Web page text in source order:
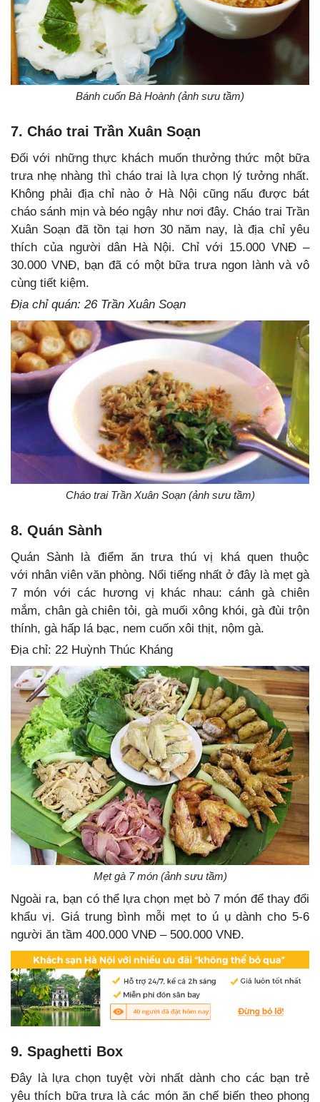
Bánh cuốn Bà Hoành (ảnh sưu tầm)
7. Cháo trai Trần Xuân Soạn
Đối với những thực khách muốn thưởng thức một bữa
trưa nhẹ nhàng thì cháo trai là lựa chọn lý tưởng nhất.
Không phải địa chỉ nào ở Hà Nội cũng nấu được bát
cháo sánh mịn và béo ngậy như nơi đây. Cháo trai Trần
Xuân Soạn đã tồn tại hơn 30 năm nay, là địa chỉ yêu
thích của người dân Hà Nội. Chỉ với 15.000 VNĐ –
30.000 VNĐ, bạn đã có một bữa trưa ngon lành và vô
cùng tiết kiệm.
Địa chỉ quán: 26 Trần Xuân Soạn
Cháo trai Trần Xuân Soạn (ảnh sưu tầm)
8. Quán Sành
Quán Sành là điểm ăn trưa thú vị khá quen thuộc
với nhân viên văn phòng. Nổi tiếng nhất ở đây là mẹt gà
7 món với các hương vị khác nhau: cánh gà chiên
mắm, chân gà chiên tỏi, gà muối xông khói, gà đùi trộn
thính, gà hấp lá bạc, nem cuốn xôi thịt, nộm gà.
Địa chỉ: 22 Huỳnh Thúc Kháng
Mẹt gà 7 món (ảnh sưu tầm)
Ngoài ra, bạn có thể lựa chọn mẹt bò 7 món để thay đổi
khẩu vị. Giá trung bình mỗi mẹt to ú ụ dành cho 5-6
người ăn tầm 400.000 VNĐ – 500.000 VNĐ.
9. Spaghetti Box
Đây là lựa chọn tuyệt vời nhất dành cho các bạn trẻ
yêu thích bữa trưa là các món ăn chế biến theo phong